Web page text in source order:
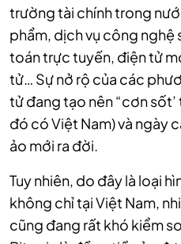
trường tài chính trong
phẩm, dịch vụ công
toán trực tuyến, điện tử
tử… Sự nở rộ của các
tử đang tạo nên “cơn
đó có Việt Nam) và ngày
ảo mới ra đời.
Tuy nhiên, do đây là loại
không chỉ tại Việt Nam,
cũng đang rất khó kiểm